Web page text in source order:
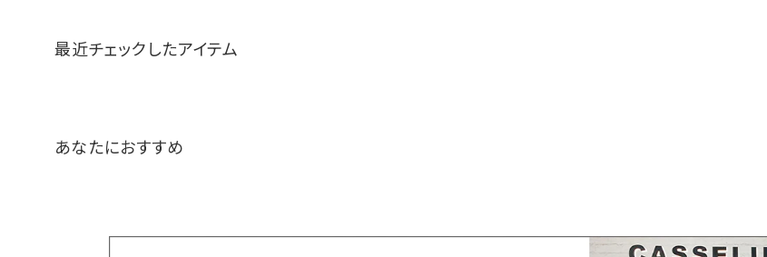
最近チェックしたアイテム
あなたにおすすめ